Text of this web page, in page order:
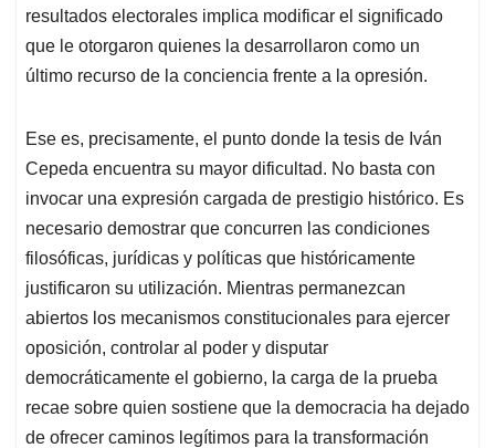
resultados electorales implica modificar el significado
que le otorgaron quienes la desarrollaron como un
último recurso de la conciencia frente a la opresión.
Ese es, precisamente, el punto donde la tesis de Iván
Cepeda encuentra su mayor dificultad. No basta con
invocar una expresión cargada de prestigio histórico. Es
necesario demostrar que concurren las condiciones
filosóficas, jurídicas y políticas que históricamente
justificaron su utilización. Mientras permanezcan
abiertos los mecanismos constitucionales para ejercer
oposición, controlar al poder y disputar
democráticamente el gobierno, la carga de la prueba
recae sobre quien sostiene que la democracia ha dejado
de ofrecer caminos legítimos para la transformación